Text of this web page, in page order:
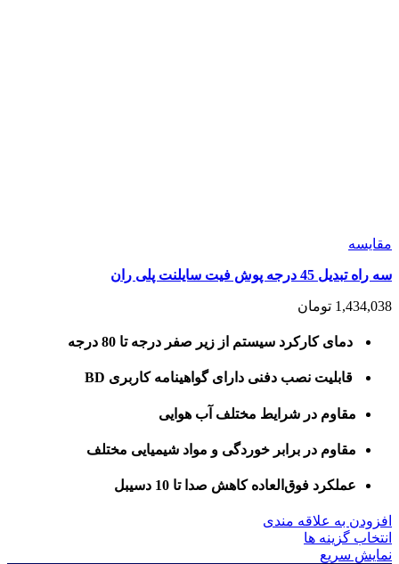
مقايسه
سه راه تبدیل 45 درجه پوش فیت سایلنت پلی ران
1,434,038 تومان
دمای کارکرد سیستم از زیر صفر درجه تا 80 درجه
قابلیت نصب دفنی دارای گواهینامه کاربری BD
مقاوم در شرایط مختلف آب هوایی
مقاوم در برابر خوردگی و مواد شیمیایی مختلف
عملکرد فوق‌العاده کاهش صدا تا 10 دسیبل
افزودن به علاقه مندی
انتخاب گزینه ها
نمایش سریع